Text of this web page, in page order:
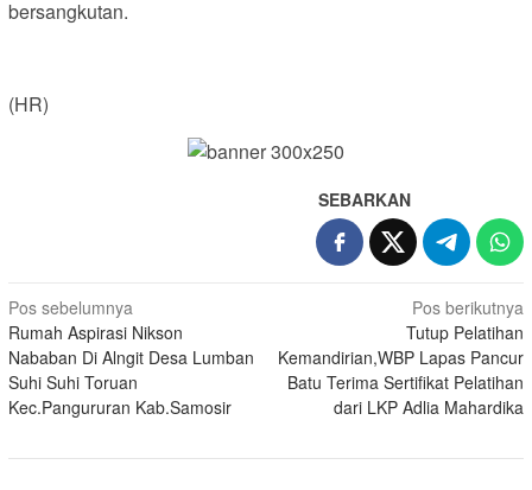
bersangkutan.
(HR)
SEBARKAN
Navigasi
pos
Pos sebelumnya
Rumah Aspirasi Nikson
Nababan Di Alngit Desa Lumban
Suhi Suhi Toruan
Kec.Pangururan Kab.Samosir
Pos berikutnya
Tutup Pelatihan
Kemandirian,WBP Lapas Pancur
Batu Terima Sertifikat Pelatihan
dari LKP Adlia Mahardika